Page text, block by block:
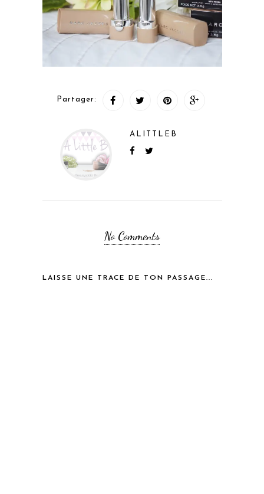
Partager:
ALITTLEB
No Comments
LAISSE UNE TRACE DE TON PASSAGE...